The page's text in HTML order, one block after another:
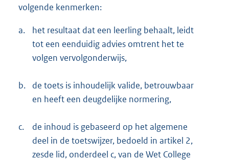
volgende kenmerken:
a.
het resultaat dat een leerling behaalt, leidt
tot een eenduidig advies omtrent het te
volgen vervolgonderwijs,
b.
de toets is inhoudelijk valide, betrouwbaar
en heeft een deugdelijke normering,
c.
de inhoud is gebaseerd op het algemene
deel in de toetswijzer, bedoeld in artikel 2,
zesde lid, onderdeel c, van de Wet College